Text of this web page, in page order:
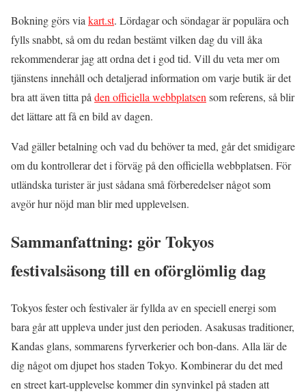
Bokning görs via kart.st. Lördagar och söndagar är populära och
fylls snabbt, så om du redan bestämt vilken dag du vill åka
rekommenderar jag att ordna det i god tid. Vill du veta mer om
tjänstens innehåll och detaljerad information om varje butik är det
bra att även titta på den officiella webbplatsen som referens, så blir
det lättare att få en bild av dagen.
Vad gäller betalning och vad du behöver ta med, går det smidigare
om du kontrollerar det i förväg på den officiella webbplatsen. För
utländska turister är just sådana små förberedelser något som
avgör hur nöjd man blir med upplevelsen.
Sammanfattning: gör Tokyos
festivalsäsong till en oförglömlig dag
Tokyos fester och festivaler är fyllda av en speciell energi som
bara går att uppleva under just den perioden. Asakusas traditioner,
Kandas glans, sommarens fyrverkerier och bon-dans. Alla lär de
dig något om djupet hos staden Tokyo. Kombinerar du det med
en street kart-upplevelse kommer din synvinkel på staden att